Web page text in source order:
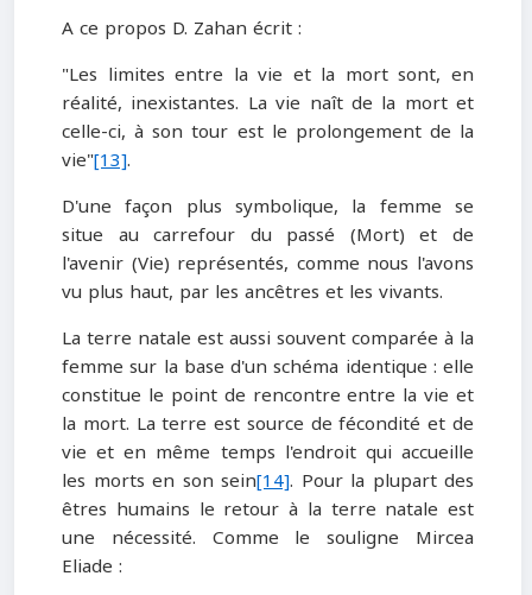
A ce propos D. Zahan écrit :
"Les limites entre la vie et la mort sont, en
réalité, inexistantes. La vie naît de la mort et
celle-ci, à son tour est le prolongement de la
vie"[13].
D'une façon plus symbolique, la femme se
situe au carrefour du passé (Mort) et de
l'avenir (Vie) représentés, comme nous l'avons
vu plus haut, par les ancêtres et les vivants.
La terre natale est aussi souvent comparée à la
femme sur la base d'un schéma identique : elle
constitue le point de rencontre entre la vie et
la mort. La terre est source de fécondité et de
vie et en même temps l'endroit qui accueille
les morts en son sein[14]. Pour la plupart des
êtres humains le retour à la terre natale est
une nécessité. Comme le souligne Mircea
Eliade :